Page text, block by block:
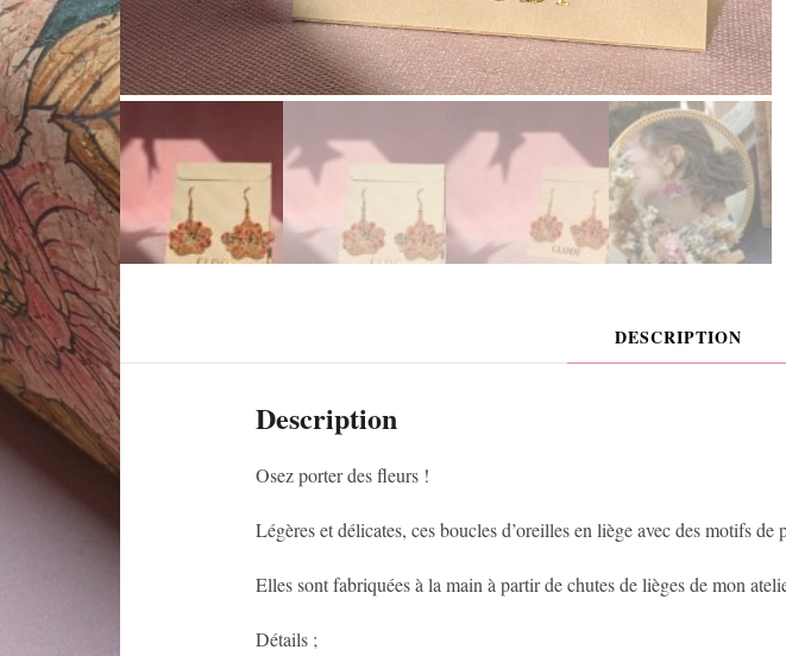
DESCRIPTION
Description
Osez porter des fleurs !
Légères et délicates, ces boucles d’oreilles en liège avec des motifs
Elles sont fabriquées à la main à partir de chutes de lièges de mon
Détails ;